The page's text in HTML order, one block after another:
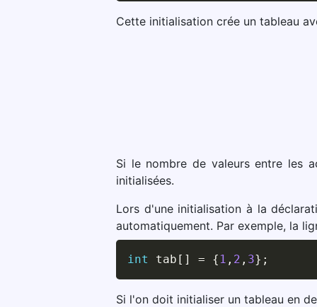
Cette initialisation crée un tableau
Si le nombre de valeurs entre les
initialisées.
Lors d'une initialisation à la
automatiquement. Par exemple, la
int tab [ ] = { 1 , 2 , 3} ;
Si l'on doit initialiser un tableau en